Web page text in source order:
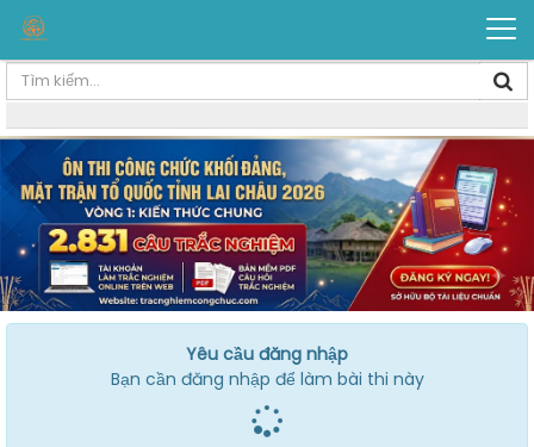
Yêu cầu đăng nhập
Bạn cần đăng nhập để làm bài thi này